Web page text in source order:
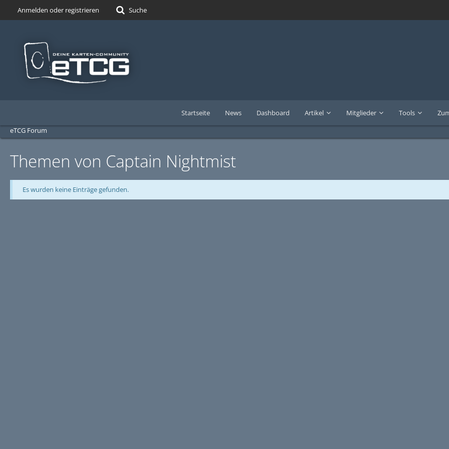
Anmelden oder registrieren Suche
Startseite News Dashboard Artikel Mitglieder Tools
eTCG Forum
Themen von Captain Nightmist
Es wurden keine Einträge gefunden.